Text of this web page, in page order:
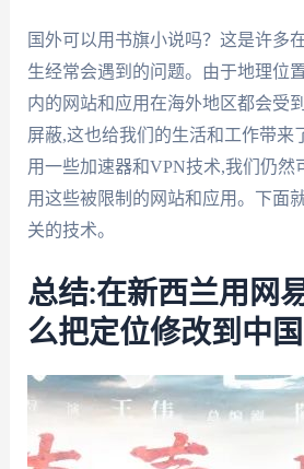
国外可以用书旗小说吗？这是许多
生经常会遇到的问题。由于地理位
内的网站和应用在海外地区都会受
屏蔽,这也给我们的生活和工作带来
用一些加速器和VPN技术,我们仍然
用这些被限制的网站和应用。下面
关的技术。
总结:在新西兰用网
么把定位修改到中